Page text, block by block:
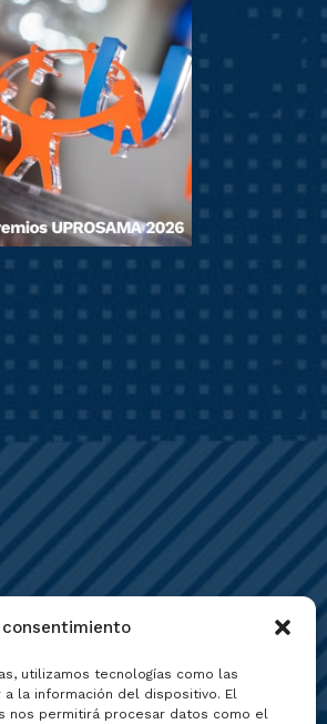
utilizamos tecnologías como las
la información del dispositivo. El
nos permitirá procesar datos como el